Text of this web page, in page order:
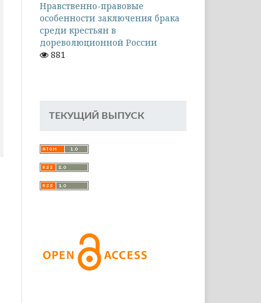
Нравственно-правовые
особенности заключения брака
среди крестьян в
дореволюционной России
881
ТЕКУЩИЙ ВЫПУСК